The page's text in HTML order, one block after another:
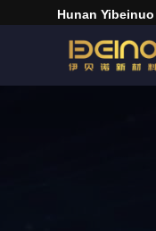
Hunan